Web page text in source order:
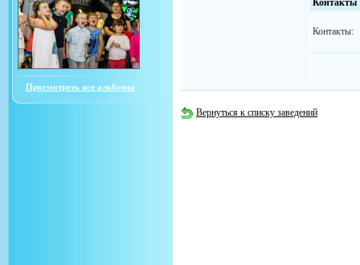
Просмотреть все альбомы
Контакты
Контакты:
Вернуться к списку заведений